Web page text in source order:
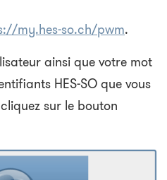
my.hes-so.ch/pwm.
ainsi que votre mot
HES-SO que vous
sur le bouton